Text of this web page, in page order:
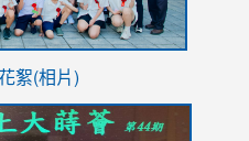
絮(相片)